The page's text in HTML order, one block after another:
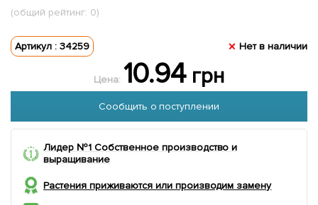
(общий рейтинг: 0)
Артикул : 34259 Нет в наличии
Цена: 10.94грн
Сообщить о поступлении
Лидер №1 Собственное производство и
выращивание
Растения приживаются или производим замену